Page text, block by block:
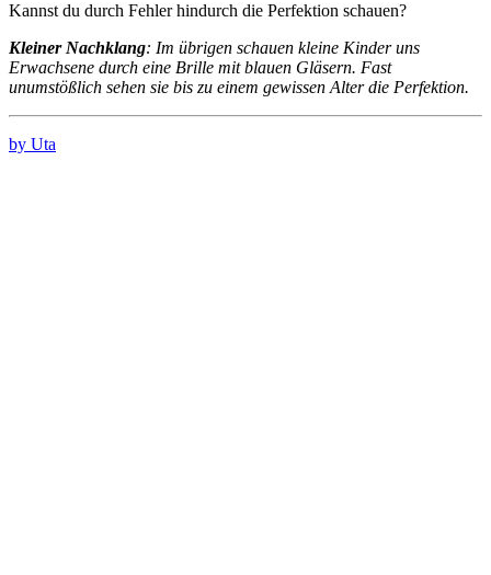
Kannst du durch Fehler hindurch die Perfektion schauen?
Kleiner Nachklang: Im übrigen schauen kleine Kinder uns
Erwachsene durch eine Brille mit blauen Gläsern. Fast
unumstößlich sehen sie bis zu einem gewissen Alter die Perfektion.
by Uta